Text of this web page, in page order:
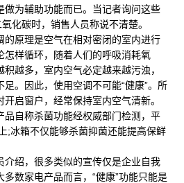
做为辅助功能而已。当记者询问这些
化碳时，销售人员称说不清楚。
原理是空气在相对密闭的室内进行
怎样循环，随着人们的呼吸消耗氧
越多，室内空气必定越来越污浊，
。因此，使用空调不可能“健康”。所
启窗户，经常保持室内空气清新。
自称杀菌功能经权威部门检测，平
;冰箱不仅能够杀菌抑菌还能提高保鲜
绍，很多类似的宣传仅是企业自我
数家电产品而言，“健康”功能只能是